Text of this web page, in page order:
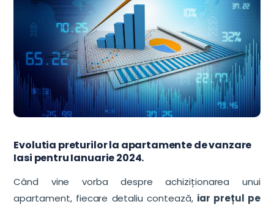
Evolutia preturilor la apartamente de vanzare
Iasi pentru Ianuarie 2024.
Când vine vorba despre achiziționarea unui
apartament, fiecare detaliu contează, iar prețul pe